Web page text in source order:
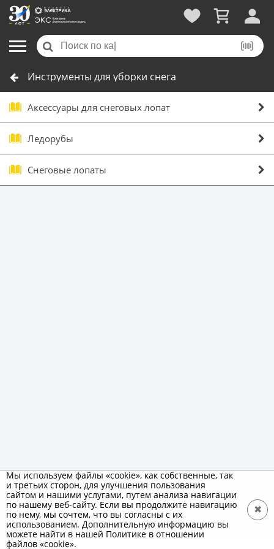
Инструменты для уборки снега
Аксессуары для снеговых лопат
Ледорубы
Снеговые лопаты
Мы используем файлы «cookie», как собственные, так
и третьих сторон, для улучшения пользования
сайтом и нашими услугами, путем анализа навигации
по нашему веб-сайту. Если вы продолжите навигацию
по нему, мы сочтем, что вы согласны с их
использованием. Дополнительную информацию вы
можете найти в нашей Политике в отношении
файлов «cookie».
✖